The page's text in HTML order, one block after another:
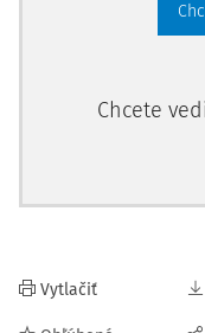
Chcete
Vytlačiť